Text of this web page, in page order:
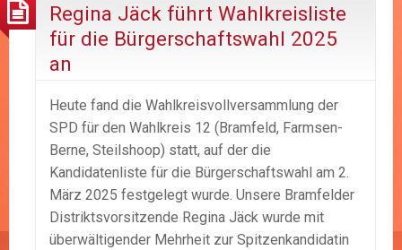
Regina Jäck führt Wahlkreisliste
für die Bürgerschaftswahl 2025
an
Heute fand die Wahlkreisvollversammlung der
SPD für den Wahlkreis 12 (Bramfeld, Farmsen-
Berne, Steilshoop) statt, auf der die
Kandidatenliste für die Bürgerschaftswahl am 2.
März 2025 festgelegt wurde. Unsere Bramfelder
Distriktsvorsitzende Regina Jäck wurde mit
überwältigender Mehrheit zur Spitzenkandidatin